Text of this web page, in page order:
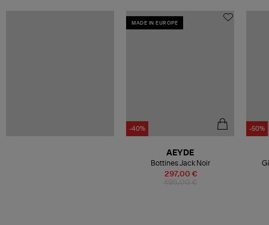
MADE IN EUROPE
-40%
297,00 €
AEYDE
Bottines Jack Noir
-50%